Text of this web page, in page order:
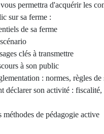
permettra d'acquérir les
sur sa ferme :
de sa ferme
clés à transmettre
à son public
: normes, règles de
déclarer son activité :
méthodes de pédagogie active